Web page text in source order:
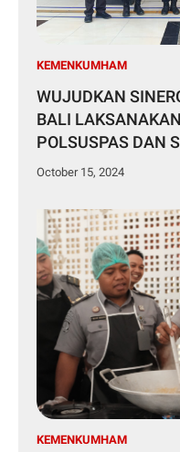
KEMENKUMHAM
WUJUDKAN
BALI
POLSUSPAS DAN
⠀⠀⠀⠀⠀⠀
October 15, 2024
KEMENKUMHAM